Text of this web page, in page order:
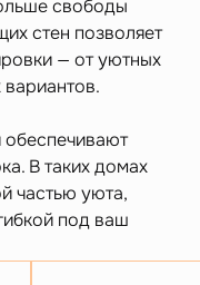
свободы
стен позволяет
— от уютных
обеспечивают
В таких домах
частью уюта,
под ваш